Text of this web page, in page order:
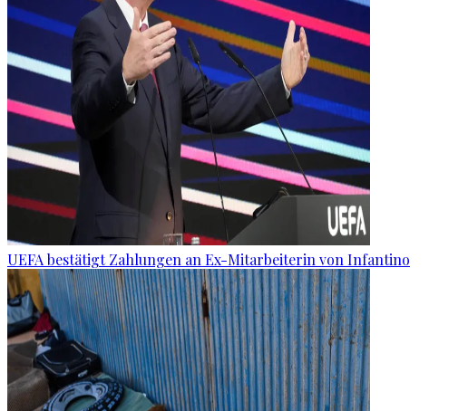
UEFA bestätigt Zahlungen an Ex-Mitarbeiterin von Infantino